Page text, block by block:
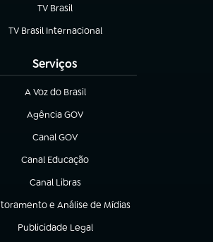
TV Brasil
(abre em nova aba)
TV Brasil Internacional
(abre em nova aba)
Serviços
A Voz do Brasil
(abre em nova aba)
Agência GOV
(abre em nova aba)
Canal GOV
(abre em nova aba)
Canal Educação
(abre em nova aba)
Canal Libras
(abre em nova aba)
e Análise de Mídias
em nova aba)
Publicidade Legal
(abre em nova aba)